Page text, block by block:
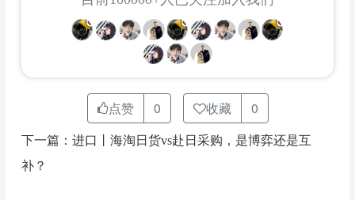
点赞 0 收藏 0
下一篇：进口丨海淘日货vs赴日采购，是博弈还是互
补？